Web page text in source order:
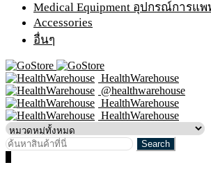
Medical Equipment อุปกรณ์การแพ
Accessories
อื่นๆ
HealthWarehouse
@healthwarehouse
HealthWarehouse
HealthWarehouse